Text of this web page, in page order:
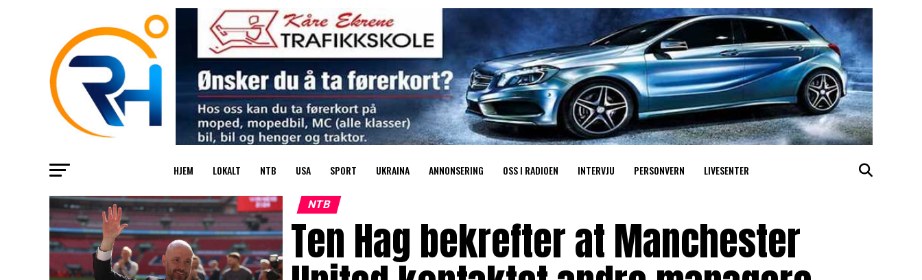
HJEM LOKALT NTB USA SPORT UKRAINA ANNONSERING OSS I RADIOEN INTERVJU PERSONVERN LIVESENTER
NTB
Ten Hag bekrefter at Manchester